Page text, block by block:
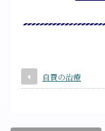
自費の治療